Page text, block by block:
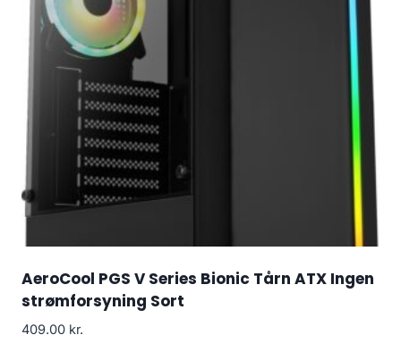
AeroCool PGS V Series Bionic Tårn ATX Ingen
strømforsyning Sort
409.00 kr.